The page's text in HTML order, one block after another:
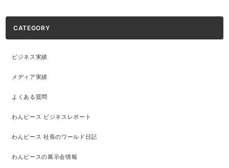
CATEGORY
ビジネス実績
メディア実績
よくある質問
わんピース ビジネスレポート
わんピース 社長のワールド日記
わんピースの展示会情報